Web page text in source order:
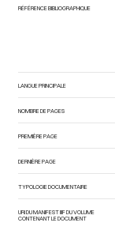
RÉFÉRENCE BIBLIOGRAPHIQUE
LANGUE PRINCIPALE
NOMBRE DE PAGES
PREMIÈRE PAGE
DERNIÈRE PAGE
TYPOLOGIE DOCUMENTAIRE
URI DU MANIFEST IIIF DU VOLUME
CONTENANT LE DOCUMENT